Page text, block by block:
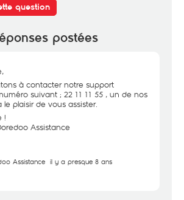
question
postées
à contacter notre support
suivant ; 22 11 11 55 , un de nos
plaisir de vous assister.
!
Assistance
Assistance il y a presque 8 ans